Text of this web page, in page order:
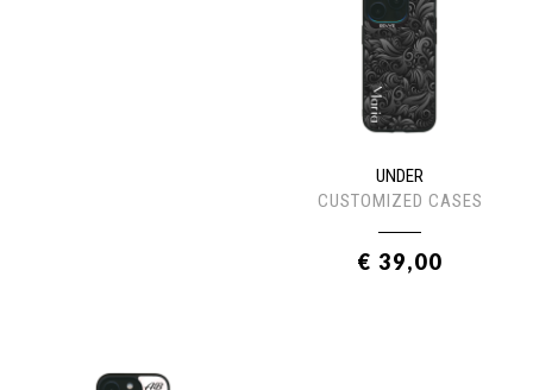
UNDER
CUSTOMIZED CASES
€ 39,00